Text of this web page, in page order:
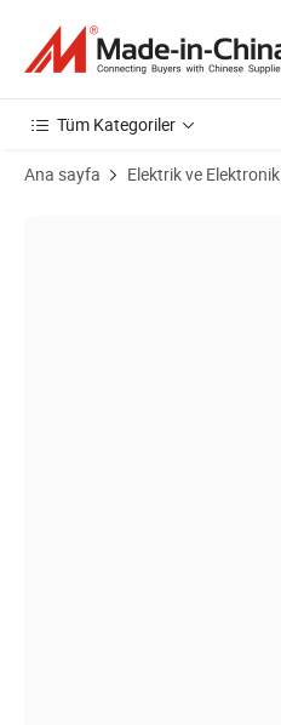
Tüm Kategoriler
Ana sayfa Elektrik ve Elektronik